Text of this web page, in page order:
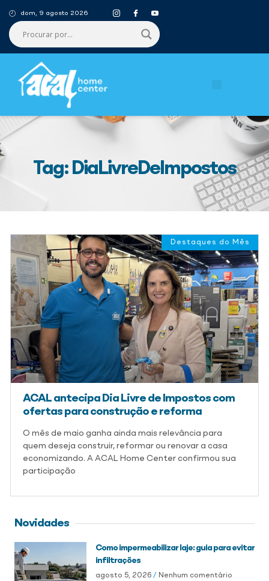
dom, 9 agosto 2026
Tag: DiaLivreDeImpostos
Destaques do Mês
ACAL antecipa Dia Livre de Impostos com
ofertas para construção e reforma
O mês de maio ganha ainda mais relevância para
quem deseja construir, reformar ou renovar a casa
economizando. A ACAL Home Center confirmou sua
participação
Novidades
Como impermeabilizar laje: guia para evitar
infiltrações
agosto 5, 2026 Nenhum comentário